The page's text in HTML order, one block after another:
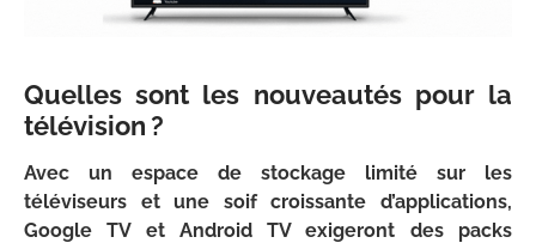
Quelles sont les nouveautés pour la
télévision ?
Avec un espace de stockage limité sur les
téléviseurs et une soif croissante d’applications,
Google TV et Android TV exigeront des packs